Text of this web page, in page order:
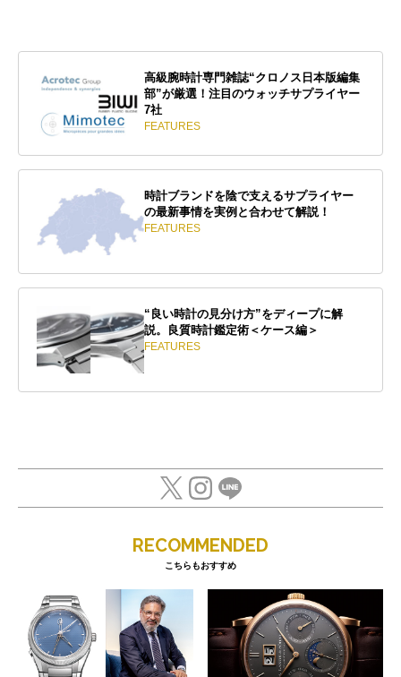
高級腕時計専門雑誌“クロノス日本版編集
部”が厳選！注目のウォッチサプライヤー
7社
FEATURES
時計ブランドを陰で支えるサプライヤー
の最新事情を実例と合わせて解説！
FEATURES
“良い時計の見分け方”をディープに解
説。良質時計鑑定術＜ケース編＞
FEATURES
RECOMMENDED
こちらもおすすめ